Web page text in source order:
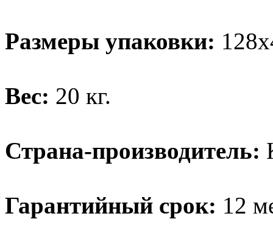
Размеры упаковки:
Вес: 20 кг.
Страна-производитель:
Гарантийный срок: 12